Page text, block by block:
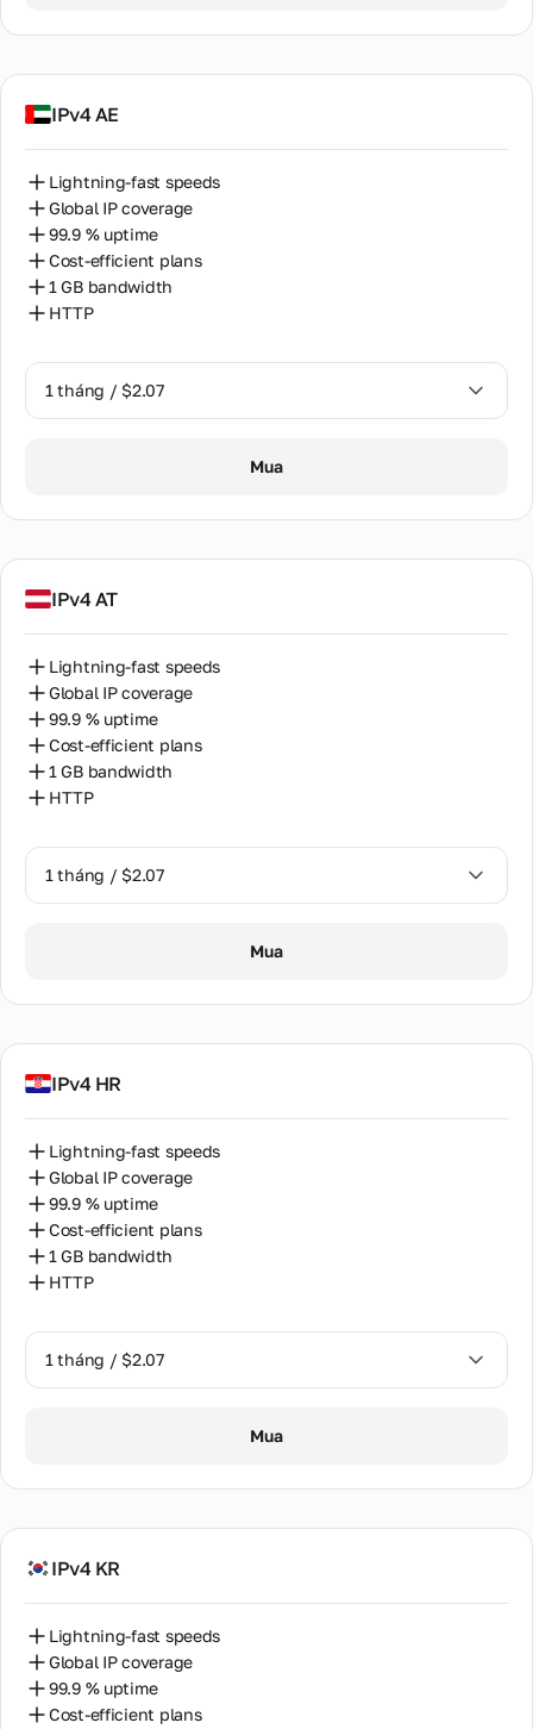
IPv4 AE
Lightning-fast speeds
Global IP coverage
99.9 % uptime
Cost-efficient plans
1 GB bandwidth
HTTP
1 tháng / $2.07
Mua
IPv4 AT
Lightning-fast speeds
Global IP coverage
99.9 % uptime
Cost-efficient plans
1 GB bandwidth
HTTP
1 tháng / $2.07
Mua
IPv4 HR
Lightning-fast speeds
Global IP coverage
99.9 % uptime
Cost-efficient plans
1 GB bandwidth
HTTP
1 tháng / $2.07
Mua
IPv4 KR
Lightning-fast speeds
Global IP coverage
99.9 % uptime
Cost-efficient plans